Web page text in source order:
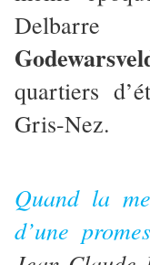
quartiers
Gris-Nez.
Quand la
d’une